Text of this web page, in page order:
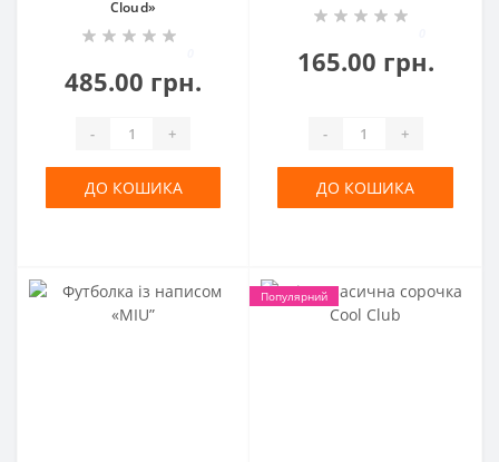
Cloud»
485.00 грн.
- +
ДО КОШИКА
165.00 грн.
- +
ДО КОШИКА
Популярний